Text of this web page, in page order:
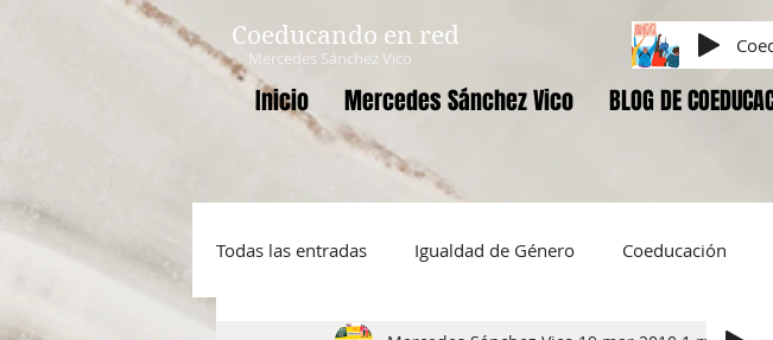
Coeducando en red
Mercedes Sánchez Vico
Inicio Mercedes Sánchez Vico BLOG DE
Todas las entradas Igualdad de Género Coeducación